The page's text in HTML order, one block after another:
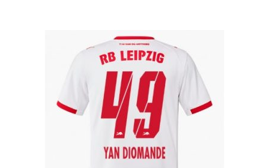
De
olika
alternativen
kan
väljas